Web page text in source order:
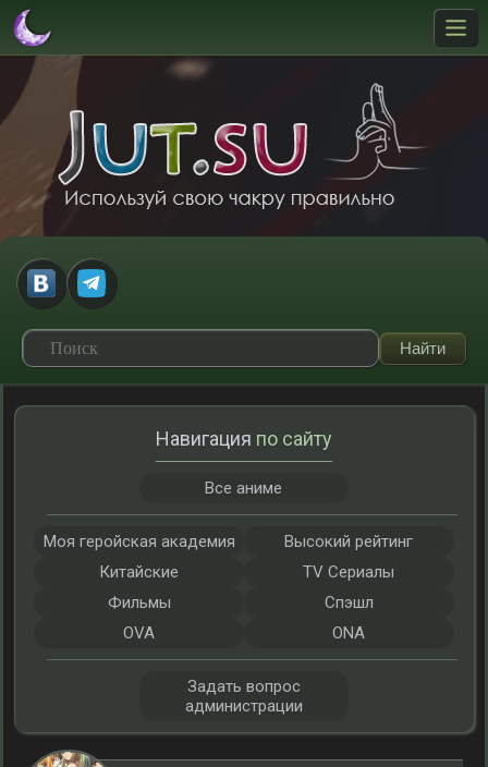
Навигация по сайту
Все аниме
Моя геройская академия
Высокий рейтинг
Китайские
TV Сериалы
Фильмы
Спэшл
OVA
ONA
Задать вопрос
администрации